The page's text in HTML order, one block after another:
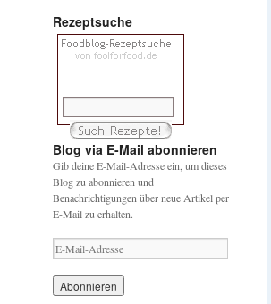
Rezeptsuche
Blog via E-Mail abonnieren
Gib deine E-Mail-Adresse ein, um dieses
Blog zu abonnieren und
Benachrichtigungen über neue Artikel per
E-Mail zu erhalten.
E
-
M
a